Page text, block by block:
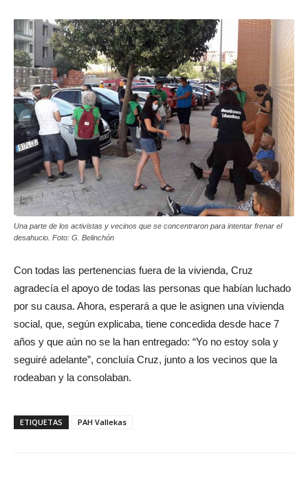
Una parte de los activistas y vecinos que se concentraron para intentar frenar el
desahucio. Foto: G. Belinchón
Con todas las pertenencias fuera de la vivienda, Cruz
agradecía el apoyo de todas las personas que habían luchado
por su causa. Ahora, esperará a que le asignen una vivienda
social, que, según explicaba, tiene concedida desde hace 7
años y que aún no se la han entregado: “Yo no estoy sola y
seguiré adelante”, concluía Cruz, junto a los vecinos que la
rodeaban y la consolaban.
ETIQUETAS PAH Vallekas